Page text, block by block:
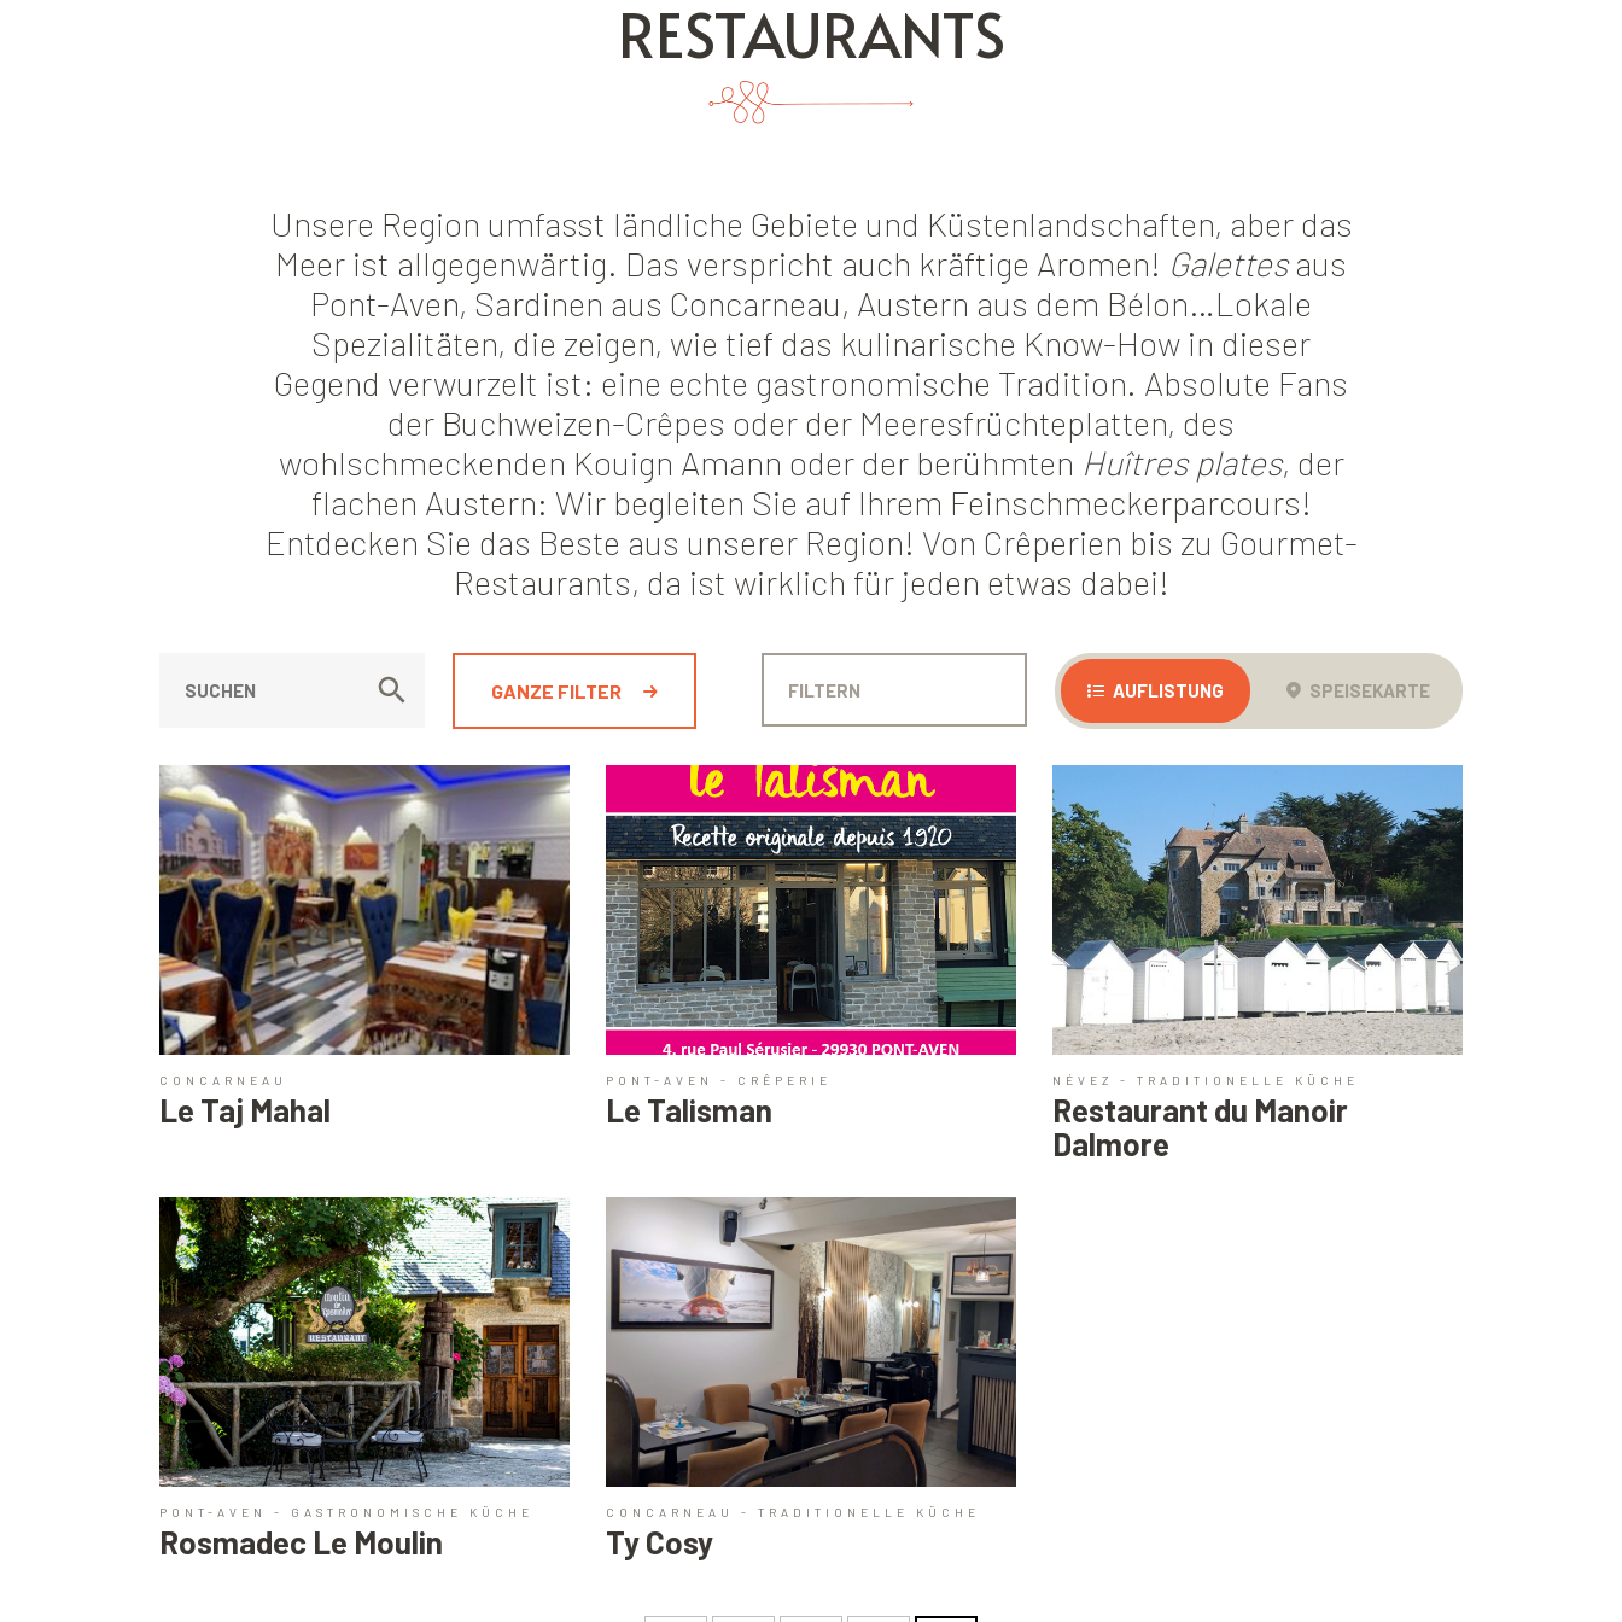
RESTAURANTS
Unsere Region umfasst ländliche Gebiete und Küstenlandschaften, aber das
Meer ist allgegenwärtig. Das verspricht auch kräftige Aromen! Galettesaus
Pont-Aven, Sardinen aus Concarneau, Austern aus dem Bélon…Lokale
Spezialitäten, die zeigen, wie tief das kulinarische Know-How in dieser
Gegend verwurzelt ist: eine echte gastronomische Tradition. Absolute Fans
der Buchweizen-Crêpes oder der Meeresfrüchteplatten, des
wohlschmeckenden Kouign Amann oder der berühmten Huîtres plates, der
flachen Austern: Wir begleiten Sie auf Ihrem Feinschmeckerparcours!
Entdecken Sie das Beste aus unserer Region! Von Crêperien bis zu Gourmet-
Restaurants, da ist wirklich für jeden etwas dabei!
GANZE FILTER AUFLISTUNG SPEISEKARTE
CONCARNEAU
Le Taj Mahal
PONT-AVEN - CRÊPERIE
Le Talisman
NÉVEZ - TRADITIONELLE KÜCHE
Restaurant du Manoir
Dalmore
PONT-AVEN - GASTRONOMISCHE KÜCHE
Rosmadec Le Moulin
CONCARNEAU - TRADITIONELLE KÜCHE
Ty Cosy